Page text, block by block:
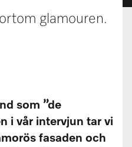
glamouren.
som ”de
i vår intervjun tar vi
fasaden och